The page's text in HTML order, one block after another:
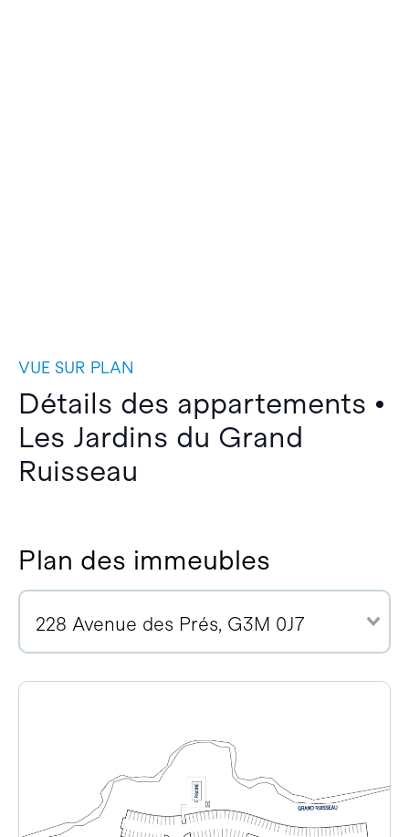
VUE SUR PLAN
Détails des appartements •
Les Jardins du Grand
Ruisseau
Plan des immeubles
228 Avenue des Prés, G3M 0J7